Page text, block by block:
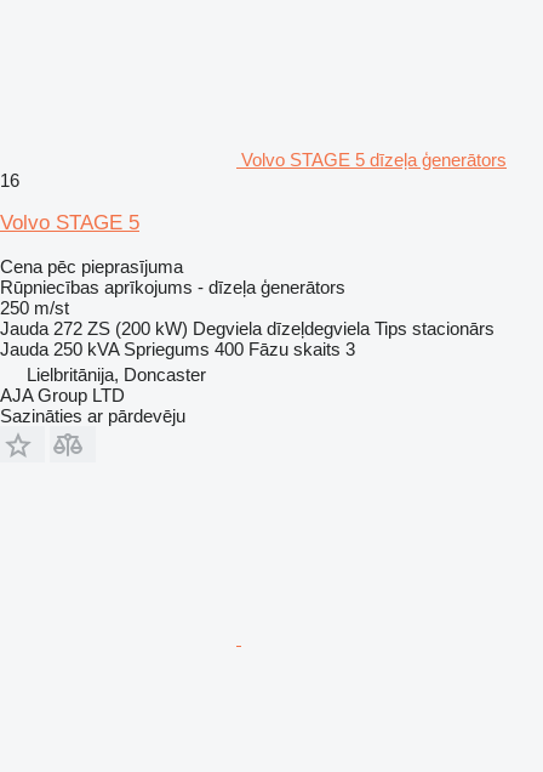
Volvo STAGE 5 dīzeļa ģenerātors
16
Volvo STAGE 5
Cena pēc pieprasījuma
Rūpniecības aprīkojums - dīzeļa ģenerātors
250 m/st
Jauda 272 ZS (200 kW) Degviela dīzeļdegviela Tips stacionārs
Jauda 250 kVA Spriegums 400 Fāzu skaits 3
Lielbritānija, Doncaster
AJA Group LTD
Sazināties ar pārdevēju